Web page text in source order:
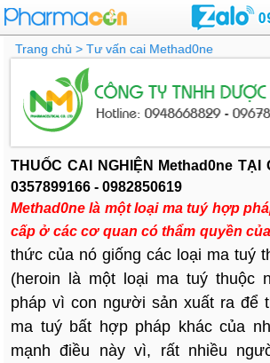
Trang chủ> Tư vấn cai Methad0ne
THUỐC CAI NGHIỆN Methad0ne TẠI
0357899166 - 0982850619
Methad0ne là một loại ma tuý hợp
cấp ở các cơ quan có thẩm quyền
thức của nó giống các loại ma tuý
(heroin là một loại ma tuý thuộc
pháp vì con người sản xuất ra để
ma tuý bất hợp pháp khác của
mạnh điều này vì, rất nhiều